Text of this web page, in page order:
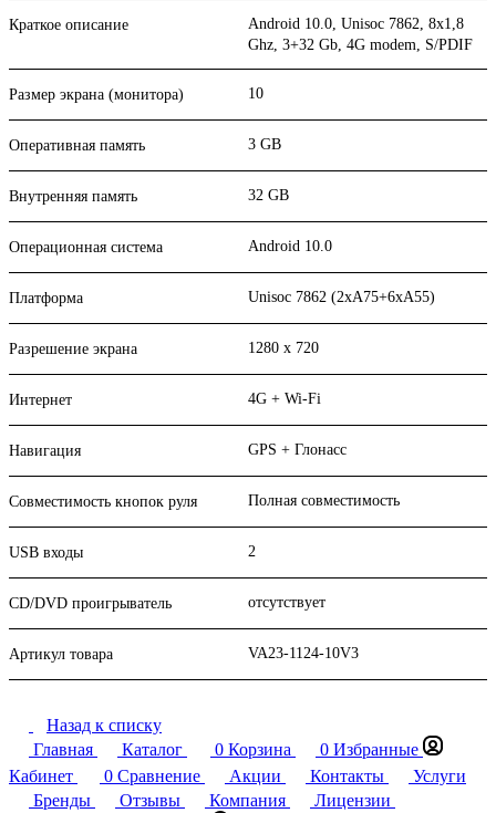
Краткое описание
Android 10.0, Unisoc 7862, 8х1,8
Ghz, 3+32 Gb, 4G modem, S/PDIF
Размер экрана (монитора) 10
Оперативная память 3 GB
Внутренняя память 32 GB
Операционная система Android 10.0
Платформа Unisoc 7862 (2xA75+6xA55)
Разрешение экрана 1280 x 720
Интернет 4G + Wi-Fi
Навигация GPS + Глонасс
Совместимость кнопок руля Полная совместимость
USB входы 2
CD/DVD проигрыватель отсутствует
Артикул товара VA23-1124-10V3
Назад к списку
Главная
Каталог 0 Корзина 0 Избранные
Кабинет
0 Сравнение Акции Контакты
Услуги
Бренды
Отзывы Компания
Лицензии